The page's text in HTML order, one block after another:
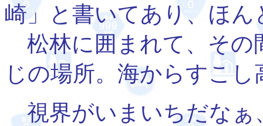
崎」と書いてあり、ほん
松林に囲まれて、その
じの場所。海からすこ
視界がいまいちだなぁ